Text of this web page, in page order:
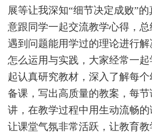
展等让我深知“细节决定成败”
意跟同学一起交流教学心得，总
遇到问题能用学过的理论进行
怎么运用与实践，大家经常一
起认真研究教材，深入了解每
备课，写出高质量的教案，每
讲，在教学过程中用生动流畅
让课堂气氛非常活跃，让教育